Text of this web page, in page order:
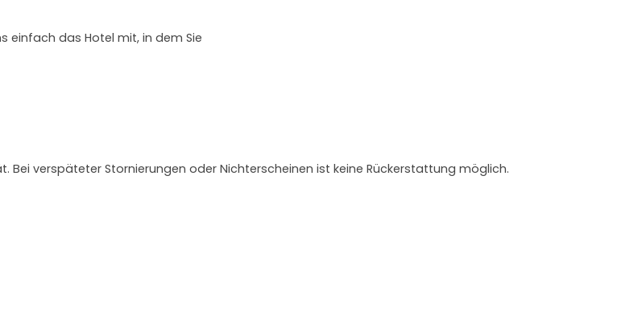
einfach das Hotel mit, in dem Sie
Bei verspäteter Stornierungen oder Nichterscheinen ist keine Rückerstattung möglich.